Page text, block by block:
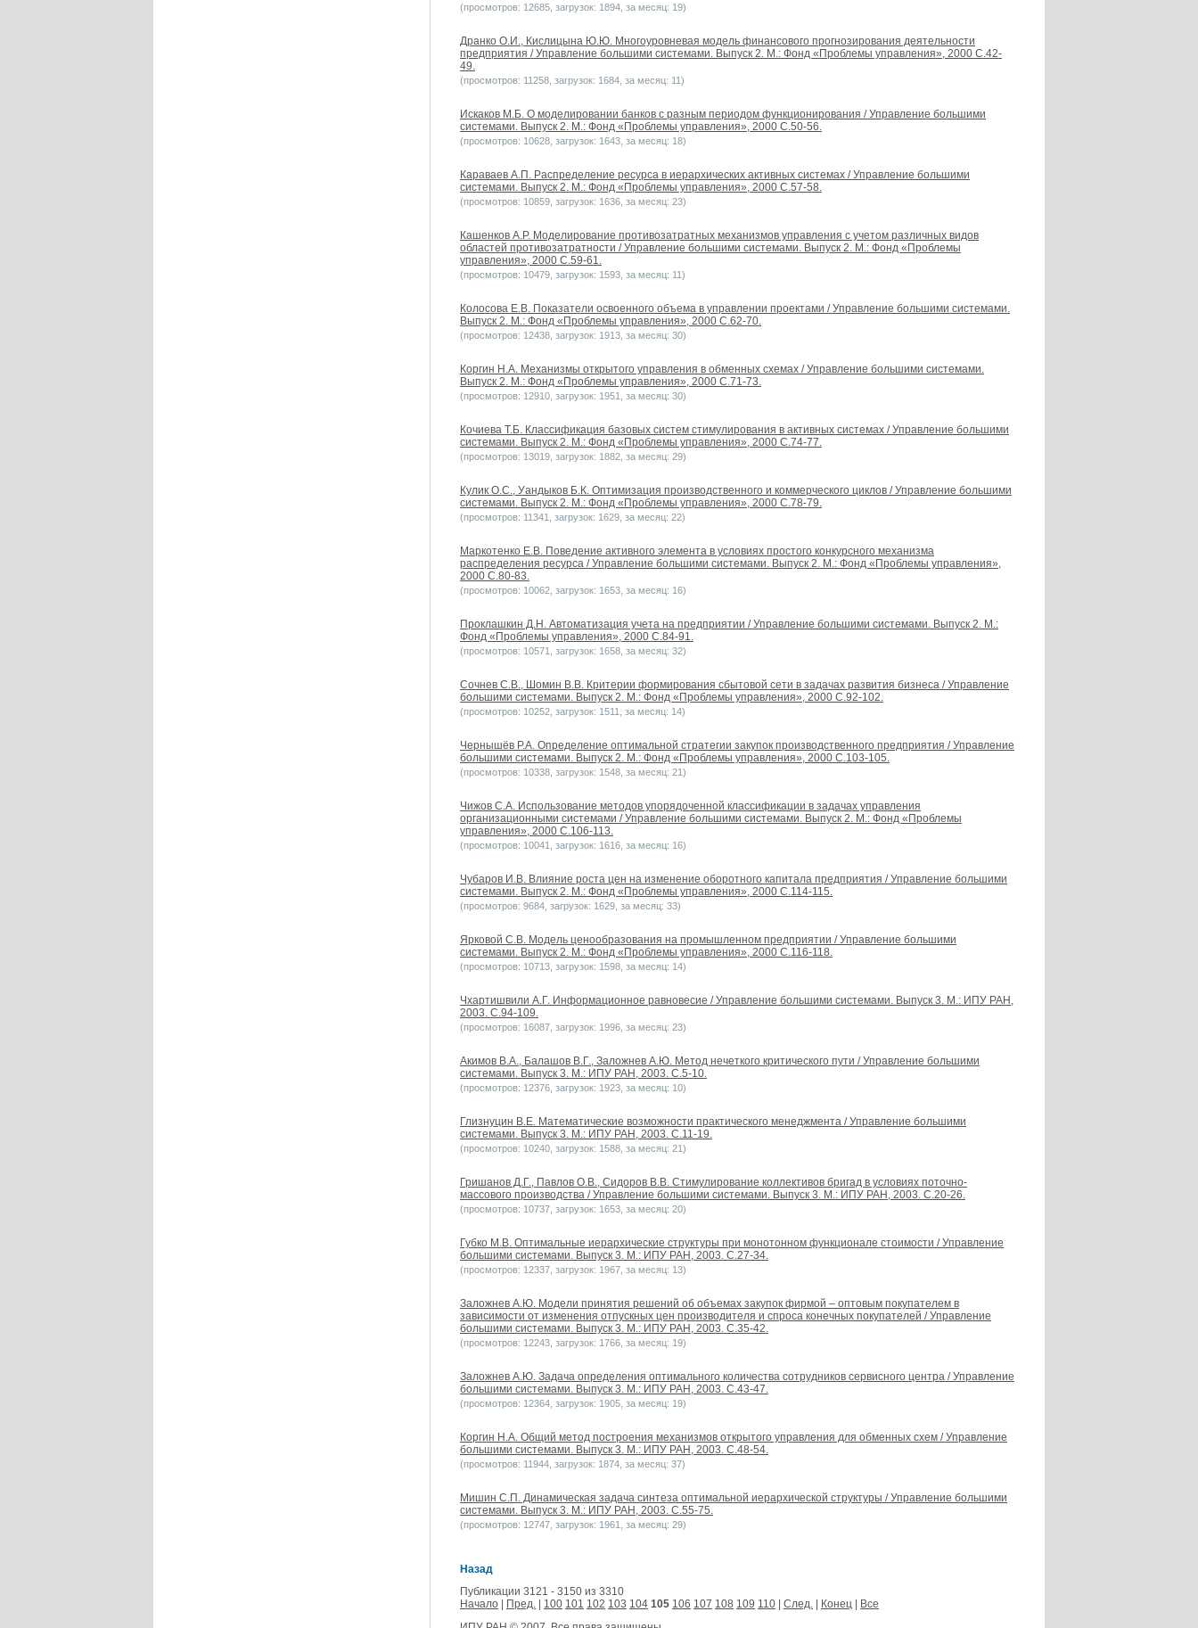
(просмотров: 12685, загрузок: 1894, за месяц: 19)
Дранко О.И., Кислицына Ю.Ю. Многоуровневая модель финансового прогнозирования деятельности
предприятия / Управление большими системами. Выпуск 2. М.: Фонд «Проблемы управления», 2000 С.42-
49.
(просмотров: 11258, загрузок: 1684, за месяц: 11)
Искаков М.Б. О моделировании банков с разным периодом функционирования / Управление большими
системами. Выпуск 2. М.: Фонд «Проблемы управления», 2000 С.50-56.
(просмотров: 10628, загрузок: 1643, за месяц: 18)
Караваев А.П. Распределение ресурса в иерархических активных системах / Управление большими
системами. Выпуск 2. М.: Фонд «Проблемы управления», 2000 С.57-58.
(просмотров: 10859, загрузок: 1636, за месяц: 23)
Кашенков А.Р. Моделирование противозатратных механизмов управления с учетом различных видов
областей противозатратности / Управление большими системами. Выпуск 2. М.: Фонд «Проблемы
управления», 2000 С.59-61.
(просмотров: 10479, загрузок: 1593, за месяц: 11)
Колосова Е.В. Показатели освоенного объема в управлении проектами / Управление большими системами.
Выпуск 2. М.: Фонд «Проблемы управления», 2000 С.62-70.
(просмотров: 12438, загрузок: 1913, за месяц: 30)
Коргин Н.А. Механизмы открытого управления в обменных схемах / Управление большими системами.
Выпуск 2. М.: Фонд «Проблемы управления», 2000 С.71-73.
(просмотров: 12910, загрузок: 1951, за месяц: 30)
Кочиева Т.Б. Классификация базовых систем стимулирования в активных системах / Управление большими
системами. Выпуск 2. М.: Фонд «Проблемы управления», 2000 С.74-77.
(просмотров: 13019, загрузок: 1882, за месяц: 29)
Кулик О.С., Уандыков Б.К. Оптимизация производственного и коммерческого циклов / Управление большими
системами. Выпуск 2. М.: Фонд «Проблемы управления», 2000 С.78-79.
(просмотров: 11341, загрузок: 1629, за месяц: 22)
Маркотенко Е.В. Поведение активного элемента в условиях простого конкурсного механизма
распределения ресурса / Управление большими системами. Выпуск 2. М.: Фонд «Проблемы управления»,
2000 С.80-83.
(просмотров: 10062, загрузок: 1653, за месяц: 16)
Проклашкин Д.Н. Автоматизация учета на предприятии / Управление большими системами. Выпуск 2. М.:
Фонд «Проблемы управления», 2000 С.84-91.
(просмотров: 10571, загрузок: 1658, за месяц: 32)
Сочнев С.В., Шомин В.В. Критерии формирования сбытовой сети в задачах развития бизнеса / Управление
большими системами. Выпуск 2. М.: Фонд «Проблемы управления», 2000 С.92-102.
(просмотров: 10252, загрузок: 1511, за месяц: 14)
Чернышёв Р.А. Определение оптимальной стратегии закупок производственного предприятия / Управление
большими системами. Выпуск 2. М.: Фонд «Проблемы управления», 2000 С.103-105.
(просмотров: 10338, загрузок: 1548, за месяц: 21)
Чижов С.А. Использование методов упорядоченной классификации в задачах управления
организационными системами / Управление большими системами. Выпуск 2. М.: Фонд «Проблемы
управления», 2000 С.106-113.
(просмотров: 10041, загрузок: 1616, за месяц: 16)
Чубаров И.В. Влияние роста цен на изменение оборотного капитала предприятия / Управление большими
системами. Выпуск 2. М.: Фонд «Проблемы управления», 2000 С.114-115.
(просмотров: 9684, загрузок: 1629, за месяц: 33)
Ярковой С.В. Модель ценообразования на промышленном предприятии / Управление большими
системами. Выпуск 2. М.: Фонд «Проблемы управления», 2000 С.116-118.
(просмотров: 10713, загрузок: 1598, за месяц: 14)
Чхартишвили А.Г. Информационное равновесие / Управление большими системами. Выпуск 3. М.: ИПУ РАН,
2003. С.94-109.
(просмотров: 16087, загрузок: 1996, за месяц: 23)
Акимов В.А., Балашов В.Г., Заложнев А.Ю. Метод нечеткого критического пути / Управление большими
системами. Выпуск 3. М.: ИПУ РАН, 2003. С.5-10.
(просмотров: 12376, загрузок: 1923, за месяц: 10)
Глизнуцин В.Е. Математические возможности практического менеджмента / Управление большими
системами. Выпуск 3. М.: ИПУ РАН, 2003. С.11-19.
(просмотров: 10240, загрузок: 1588, за месяц: 21)
Гришанов Д.Г., Павлов О.В., Сидоров В.В. Стимулирование коллективов бригад в условиях поточно-
массового производства / Управление большими системами. Выпуск 3. М.: ИПУ РАН, 2003. С.20-26.
(просмотров: 10737, загрузок: 1653, за месяц: 20)
Губко М.В. Оптимальные иерархические структуры при монотонном функционале стоимости / Управление
большими системами. Выпуск 3. М.: ИПУ РАН, 2003. С.27-34.
(просмотров: 12337, загрузок: 1967, за месяц: 13)
Заложнев А.Ю. Модели принятия решений об объемах закупок фирмой – оптовым покупателем в
зависимости от изменения отпускных цен производителя и спроса конечных покупателей / Управление
большими системами. Выпуск 3. М.: ИПУ РАН, 2003. С.35-42.
(просмотров: 12243, загрузок: 1766, за месяц: 19)
Заложнев А.Ю. Задача определения оптимального количества сотрудников сервисного центра / Управление
большими системами. Выпуск 3. М.: ИПУ РАН, 2003. С.43-47.
(просмотров: 12364, загрузок: 1905, за месяц: 19)
Коргин Н.А. Общий метод построения механизмов открытого управления для обменных схем / Управление
большими системами. Выпуск 3. М.: ИПУ РАН, 2003. С.48-54.
(просмотров: 11944, загрузок: 1874, за месяц: 37)
Мишин С.П. Динамическая задача синтеза оптимальной иерархической структуры / Управление большими
системами. Выпуск 3. М.: ИПУ РАН, 2003. С.55-75.
(просмотров: 12747, загрузок: 1961, за месяц: 29)
Назад
Публикации 3121 - 3150 из 3310
Начало
Пред. 100 101 102 103 104 105 106 107 108 109 110 След. Конец
Все